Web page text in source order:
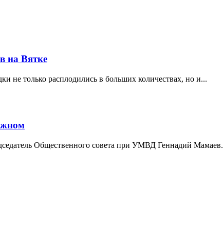
на Вятке
не только расплодились в больших количествах, но и...
Общественного совета при УМВД Геннадий Мамаев.